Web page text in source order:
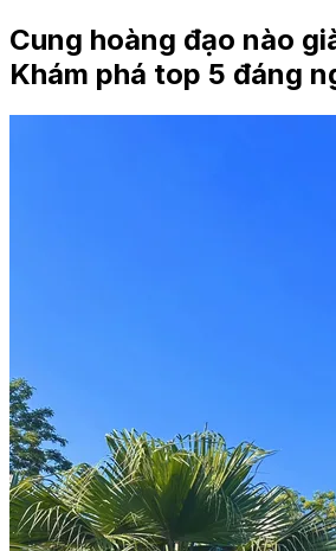
Cung hoàng đạo nào
Khám phá top 5 đáng